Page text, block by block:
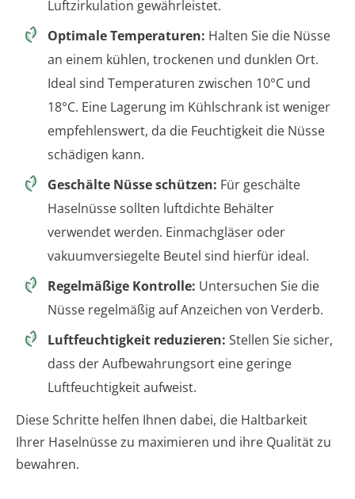
Luftzirkulation gewährleistet.
Optimale Temperaturen: Halten Sie die Nüsse
an einem kühlen, trockenen und dunklen Ort.
Ideal sind Temperaturen zwischen 10°C und
18°C. Eine Lagerung im Kühlschrank ist weniger
empfehlenswert, da die Feuchtigkeit die Nüsse
schädigen kann.
Geschälte Nüsse schützen: Für geschälte
Haselnüsse sollten luftdichte Behälter
verwendet werden. Einmachgläser oder
vakuumversiegelte Beutel sind hierfür ideal.
Regelmäßige Kontrolle: Untersuchen Sie die
Nüsse regelmäßig auf Anzeichen von Verderb.
Luftfeuchtigkeit reduzieren: Stellen Sie sicher,
dass der Aufbewahrungsort eine geringe
Luftfeuchtigkeit aufweist.
Diese Schritte helfen Ihnen dabei, die Haltbarkeit
Ihrer Haselnüsse zu maximieren und ihre Qualität zu
bewahren.